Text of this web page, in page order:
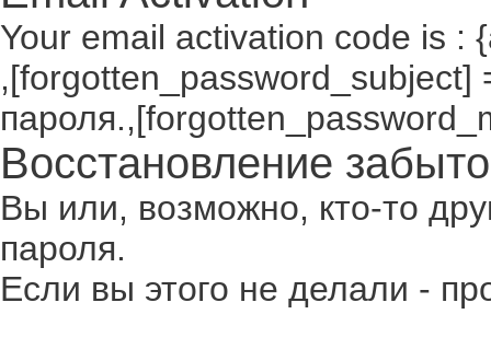
Your email activation code is :
,[forgotten_password_subject]
Восстановление
Вы или, возможно, кто-то
пароля.
Если вы этого не делали -